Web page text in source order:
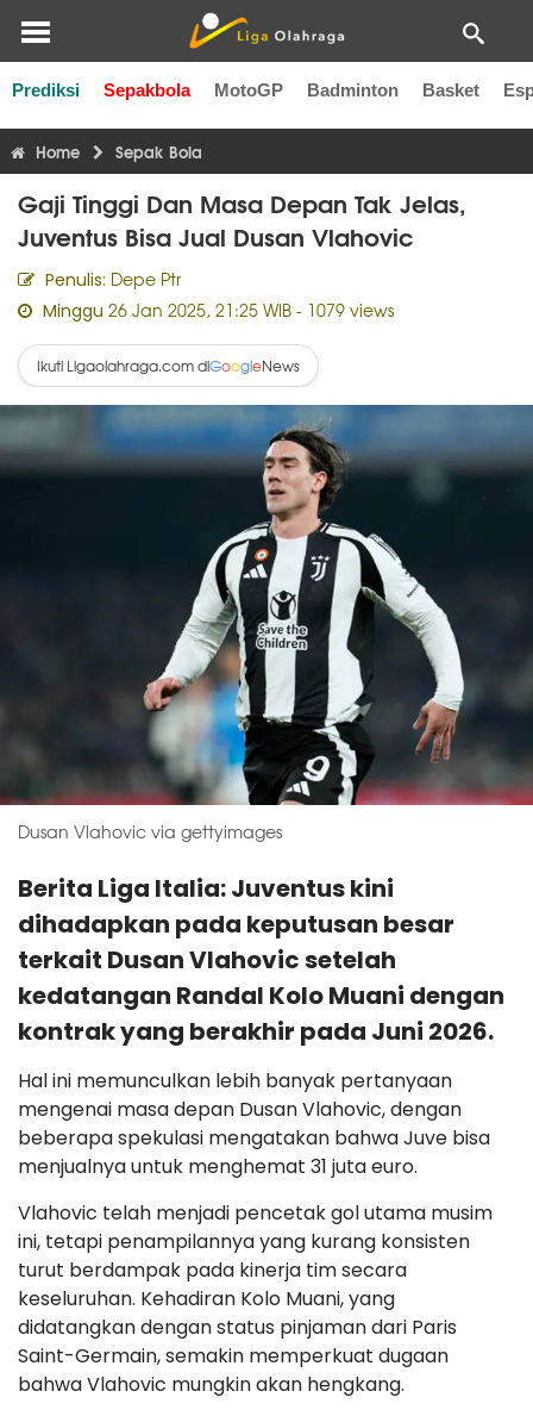
Prediksi Sepakbola MotoGP Badminton Basket
Liga Inggris Liga Italia Liga Spanyol Liga Perancis
Home Sepak Bola
Gaji Tinggi Dan Masa Depan Tak Jelas,
Juventus Bisa Jual Dusan Vlahovic
Penulis: Depe Ptr
Minggu 26 Jan 2025, 21:25 WIB - 1079 views
Ikuti Ligaolahraga.com diGoogleNews
Dusan Vlahovic via gettyimages
Berita Liga Italia: Juventus kini
dihadapkan pada keputusan besar
terkait Dusan Vlahovic setelah
kedatangan Randal Kolo Muani dengan
kontrak yang berakhir pada Juni 2026.
Hal ini memunculkan lebih banyak pertanyaan
mengenai masa depan Dusan Vlahovic, dengan
beberapa spekulasi mengatakan bahwa Juve bisa
menjualnya untuk menghemat 31 juta euro.
Vlahovic telah menjadi pencetak gol utama musim
ini, tetapi penampilannya yang kurang konsisten
turut berdampak pada kinerja tim secara
keseluruhan. Kehadiran Kolo Muani, yang
didatangkan dengan status pinjaman dari Paris
Saint-Germain, semakin memperkuat dugaan
bahwa Vlahovic mungkin akan hengkang.